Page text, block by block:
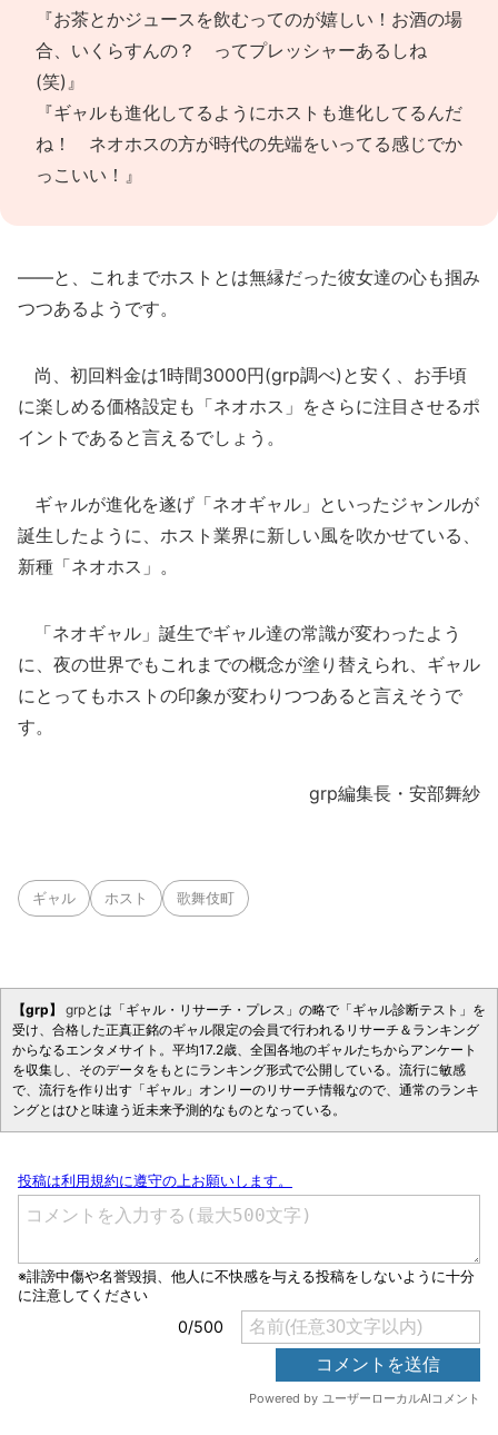
『お茶とかジュースを飲むってのが嬉しい！お酒の場
合、いくらすんの？ ってプレッシャーあるしね
(笑)』
『ギャルも進化してるようにホストも進化してるんだ
ね！ ネオホスの方が時代の先端をいってる感じでか
っこいい！』
――と、これまでホストとは無縁だった彼女達の心も掴み
つつあるようです。
尚、初回料金は1時間3000円(grp調べ)と安く、お手頃
に楽しめる価格設定も「ネオホス」をさらに注目させるポ
イントであると言えるでしょう。
ギャルが進化を遂げ「ネオギャル」といったジャンルが
誕生したように、ホスト業界に新しい風を吹かせている、
新種「ネオホス」。
「ネオギャル」誕生でギャル達の常識が変わったよう
に、夜の世界でもこれまでの概念が塗り替えられ、ギャル
にとってもホストの印象が変わりつつあると言えそうで
す。
grp編集長・安部舞紗
ギャル ホスト 歌舞伎町
【grp】 grpとは「ギャル・リサーチ・プレス」の略で「ギャル診断テスト」を
受け、合格した正真正銘のギャル限定の会員で行われるリサーチ＆ランキング
からなるエンタメサイト。平均17.2歳、全国各地のギャルたちからアンケート
を収集し、そのデータをもとにランキング形式で公開している。流行に敏感
で、流行を作り出す「ギャル」オンリーのリサーチ情報なので、通常のランキ
ングとはひと味違う近未来予測的なものとなっている。